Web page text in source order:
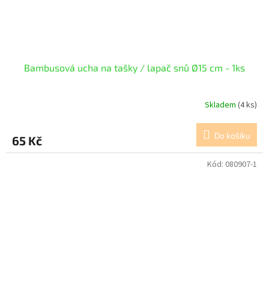
Bambusová ucha na tašky / lapač snů Ø15 cm - 1ks
Skladem (4 ks)
65 Kč Do košíku
Kód: 080907-1